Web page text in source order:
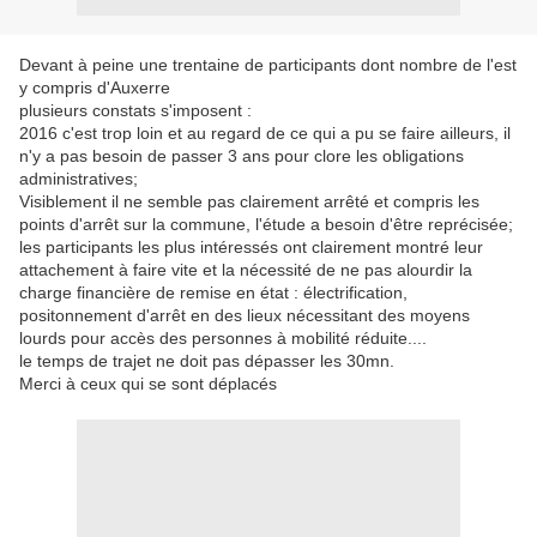
Devant à peine une trentaine de participants dont nombre de l'est
y compris d'Auxerre
plusieurs constats s'imposent :
2016 c'est trop loin et au regard de ce qui a pu se faire ailleurs, il
n'y a pas besoin de passer 3 ans pour clore les obligations
administratives;
Visiblement il ne semble pas clairement arrêté et compris les
points d'arrêt sur la commune, l'étude a besoin d'être reprécisée;
les participants les plus intéressés ont clairement montré leur
attachement à faire vite et la nécessité de ne pas alourdir la
charge financière de remise en état : électrification,
positonnement d'arrêt en des lieux nécessitant des moyens
lourds pour accès des personnes à mobilité réduite....
le temps de trajet ne doit pas dépasser les 30mn.
Merci à ceux qui se sont déplacés